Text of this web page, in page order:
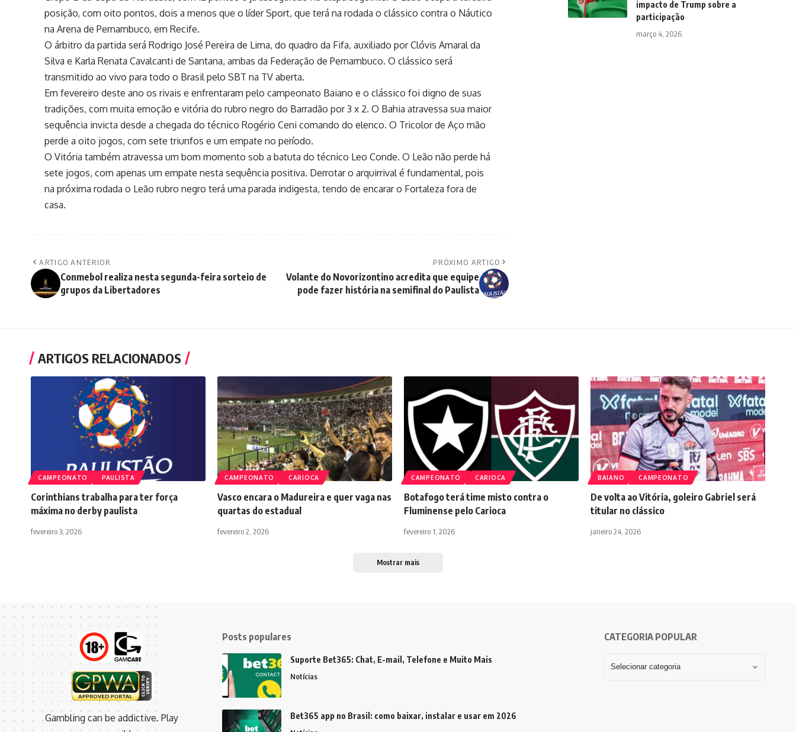
posição, com oito pontos, dois a menos que o líder Sport, que terá na rodada o clássico contra o Náutico
na Arena de Pernambuco, em Recife.
O árbitro da partida será Rodrigo José Pereira de Lima, do quadro da Fifa, auxiliado por Clóvis Amaral da
Silva e Karla Renata Cavalcanti de Santana, ambas da Federação de Pernambuco. O clássico será
transmitido ao vivo para todo o Brasil pelo SBT na TV aberta.
Em fevereiro deste ano os rivais e enfrentaram pelo campeonato Baiano e o clássico foi digno de suas
tradições, com muita emoção e vitória do rubro negro do Barradão por 3 x 2. O Bahia atravessa sua maior
sequência invicta desde a chegada do técnico Rogério Ceni comando do elenco. O Tricolor de Aço mão
perde a oito jogos, com sete triunfos e um empate no período.
O Vitória também atravessa um bom momento sob a batuta do técnico Leo Conde. O Leão não perde há
sete jogos, com apenas um empate nesta sequência positiva. Derrotar o arquirrival é fundamental, pois
na próxima rodada o Leão rubro negro terá uma parada indigesta, tendo de encarar o Fortaleza fora de
casa.
ARTIGO ANTERIOR
Conmebol realiza nesta segunda-feira sorteio de
grupos da Libertadores
PRÓXIMO ARTIGO
Volante do Novorizontino acredita que equipe
pode fazer história na semifinal do Paulista
impacto de Trump sobre a
participação
março 4, 2026
ARTIGOS RELACIONADOS
CAMPEONATO PAULISTA
Corinthians trabalha para ter força
máxima no derby paulista
fevereiro 3, 2026
CAMPEONATO CARIOCA
Vasco encara o Madureira e quer vaga nas
quartas do estadual
fevereiro 2, 2026
CAMPEONATO CARIOCA
Botafogo terá time misto contra o
Fluminense pelo Carioca
fevereiro 1, 2026
BAIANO CAMPEONATO
De volta ao Vitória, goleiro Gabriel será
titular no clássico
janeiro 24, 2026
Mostrar mais
Gambling can be addictive. Play
Posts populares
Suporte Bet365: Chat, E-mail, Telefone e Muito Mais
Notícias
Bet365 app no Brasil: como baixar, instalar e usar em 2026
CATEGORIA POPULAR